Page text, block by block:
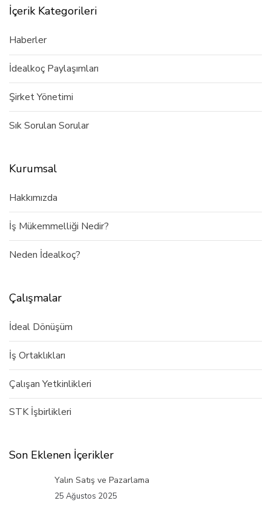
İçerik Kategorileri
Haberler
İdealkoç Paylaşımları
Şirket Yönetimi
Sık Sorulan Sorular
Kurumsal
Hakkımızda
İş Mükemmelliği Nedir?
Neden İdealkoç?
Çalışmalar
İdeal Dönüşüm
İş Ortaklıkları
Çalışan Yetkinlikleri
STK İşbirlikleri
Son Eklenen İçerikler
Yalın Satış ve Pazarlama
25 Ağustos 2025